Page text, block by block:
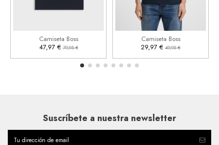
Camiseta Boss
47,97 €79,95 €
Añadir al carrito
Camiseta Boss
29,97 € 49,95 €
XL
Añadir al carrito
Suscríbete a nuestra newsletter